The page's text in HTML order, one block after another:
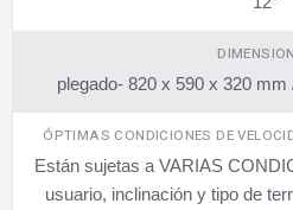
plegado- 820 x 590 x 320
ÓPTIMAS CONDICIONES DE
Están sujetas a VARIAS
usuario, inclinación y tipo de